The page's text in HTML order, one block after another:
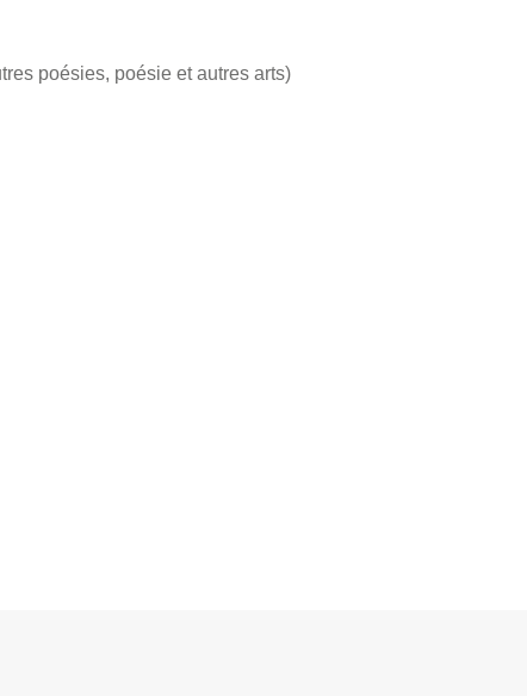
poésies, poésie et autres arts)